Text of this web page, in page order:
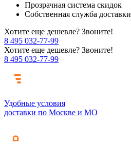
Прозрачная система скидок
Собственная служба доставки
Хотите еще дешевле? Звоните!
8 495 032-77-99
Хотите еще дешевле? Звоните!
8 495 032-77-99
Удобные условия
доставки по Москве и МО